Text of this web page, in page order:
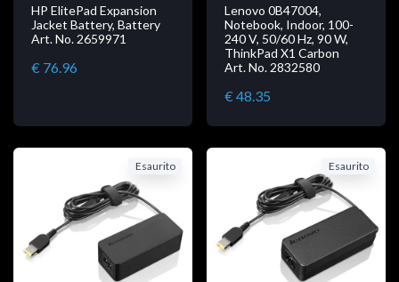
HP ElitePad Expansion
Jacket Battery, Battery
Art. No. 2659971
€ 76.96
Lenovo 0B47004,
Notebook, Indoor, 100-
240 V, 50/60 Hz, 90 W,
ThinkPad X1 Carbon
Art. No. 2832580
€ 48.35
Esaurito Esaurito